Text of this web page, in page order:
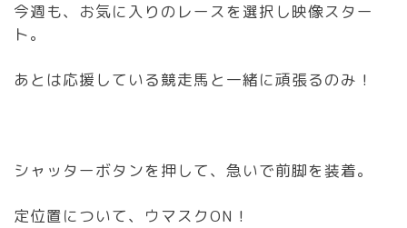
今週も、お気に入りのレースを選択し映像スター
ト。
あとは応援している競走馬と一緒に頑張るのみ！
シャッターボタンを押して、急いで前脚を装着。
定位置について、ウマスクON！